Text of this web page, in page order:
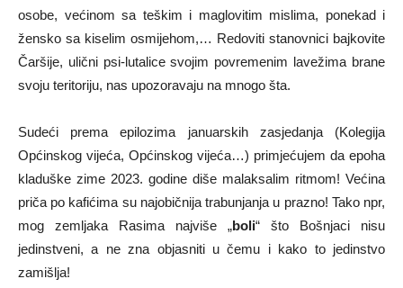
osobe, većinom sa teškim i maglovitim mislima, ponekad i
žensko sa kiselim osmijehom,… Redoviti stanovnici bajkovite
Čaršije, ulični psi-lutalice svojim povremenim lavežima brane
svoju teritoriju, nas upozoravaju na mnogo šta.
Sudeći prema epilozima januarskih zasjedanja (Kolegija
Općinskog vijeća, Općinskog vijeća…) primjećujem da epoha
kladuške zime 2023. godine diše malaksalim ritmom! Većina
priča po kafićima su najobičnija trabunjanja u prazno! Tako npr,
mog zemljaka Rasima najviše „boli“ što Bošnjaci nisu
jedinstveni, a ne zna objasniti u čemu i kako to jedinstvo
zamišlja!